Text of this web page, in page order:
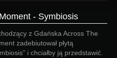
- Symbiosis
z Gdańska Across The
zadebiutował płytą
i chciałby ją przedstawić.